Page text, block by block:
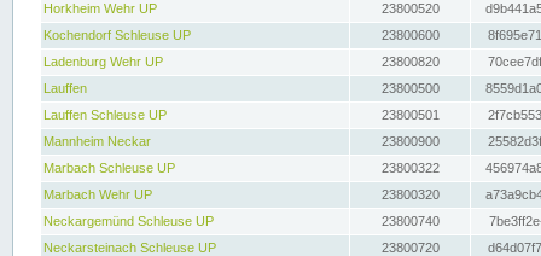
Horkheim Wehr UP
23800520
Kochendorf Schleuse UP
23800600
Ladenburg Wehr UP
23800820
Lauffen
23800500
Lauffen Schleuse UP
23800501
Mannheim Neckar
23800900
Marbach Schleuse UP
23800322
Marbach Wehr UP
23800320
Neckargemünd Schleuse UP
23800740
Neckarsteinach Schleuse UP
23800720